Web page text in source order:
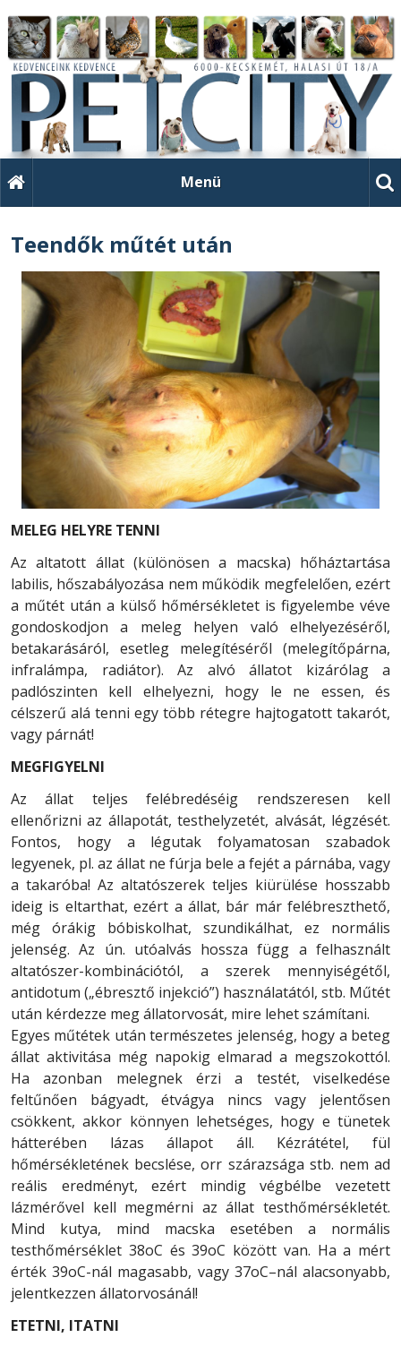
Menü
Teendők műtét után
MELEG HELYRE TENNI
Az altatott állat (különösen a macska) hőháztartása
labilis, hőszabályozása nem működik megfelelően, ezért
a műtét után a külső hőmérsékletet is figyelembe véve
gondoskodjon a meleg helyen való elhelyezéséről,
betakarásáról, esetleg melegítéséről (melegítőpárna,
infralámpa, radiátor). Az alvó állatot kizárólag a
padlószinten kell elhelyezni, hogy le ne essen, és
célszerű alá tenni egy több rétegre hajtogatott takarót,
vagy párnát!
MEGFIGYELNI
Az állat teljes felébredéséig rendszeresen kell
ellenőrizni az állapotát, testhelyzetét, alvását, légzését.
Fontos, hogy a légutak folyamatosan szabadok
legyenek, pl. az állat ne fúrja bele a fejét a párnába, vagy
a takaróba! Az altatószerek teljes kiürülése hosszabb
ideig is eltarthat, ezért a állat, bár már felébreszthető,
még órákig bóbiskolhat, szundikálhat, ez normális
jelenség. Az ún. utóalvás hossza függ a felhasznált
altatószer-kombinációtól, a szerek mennyiségétől,
antidotum („ébresztő injekció”) használatától, stb. Műtét
után kérdezze meg állatorvosát, mire lehet számítani.
Egyes műtétek után természetes jelenség, hogy a beteg
állat aktivitása még napokig elmarad a megszokottól.
Ha azonban melegnek érzi a testét, viselkedése
feltűnően bágyadt, étvágya nincs vagy jelentősen
csökkent, akkor könnyen lehetséges, hogy e tünetek
hátterében lázas állapot áll. Kézrátétel, fül
hőmérsékletének becslése, orr szárazsága stb. nem ad
reális eredményt, ezért mindig végbélbe vezetett
lázmérővel kell megmérni az állat testhőmérsékletét.
Mind kutya, mind macska esetében a normális
testhőmérséklet 38oC és 39oC között van. Ha a mért
érték 39oC-nál magasabb, vagy 37oC–nál alacsonyabb,
jelentkezzen állatorvosánál!
ETETNI, ITATNI